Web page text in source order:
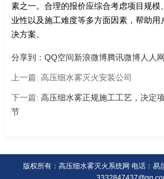
素之一。合理的报价应综合考虑项目规
业性以及施工难度等多方面因素，帮助
决方案。
分享到： QQ空间新浪微博腾讯微博人人网
上一篇: 高压细水雾灭火安装公司
下一篇: 高压细水雾正规施工工艺，决定
节
版权所有：高压细水雾灭火系统网 电话：易